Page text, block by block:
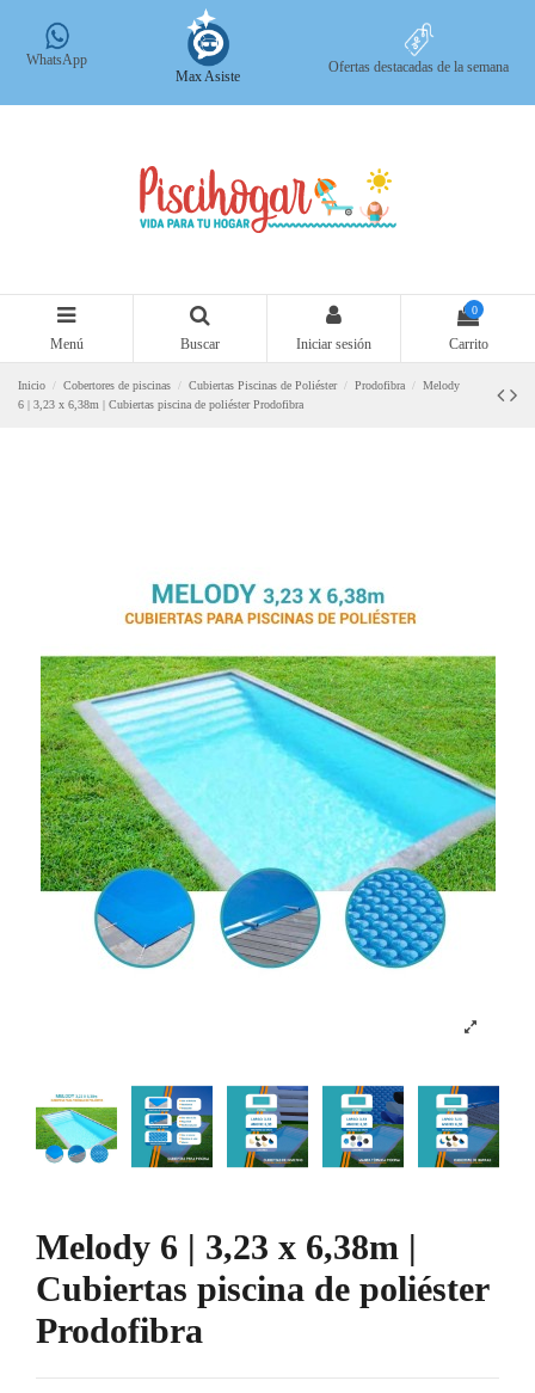
WhatsApp
Max Asiste
Ofertas destacadas de la semana
Menú Buscar Iniciar sesión
0
Carrito
Inicio Cobertores de piscinas Cubiertas Piscinas de Poliéster Prodofibra
Melody
6 | 3,23 x 6,38m | Cubiertas piscina de poliéster Prodofibra
Melody 6 | 3,23 x 6,38m |
Cubiertas piscina de poliéster
Prodofibra